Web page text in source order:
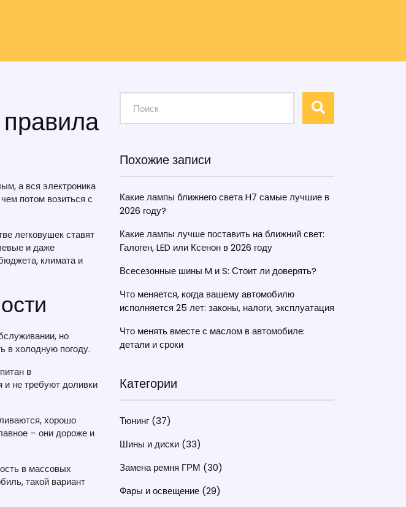
а вся электроника
потом возиться с
легковушек ставят
и даже
климата и
но
в холодную погоду.
в
не требуют доливки
хорошо
– они дороже и
в массовых
такой вариант
Похожие записи
Какие лампы ближнего света H7 самые лучшие в
2026 году?
Какие лампы лучше поставить на ближний свет:
Галоген, LED или Ксенон в 2026 году
Всесезонные шины M и S: Стоит ли доверять?
Что меняется, когда вашему автомобилю
исполняется 25 лет: законы, налоги, эксплуатация
Что менять вместе с маслом в автомобиле:
детали и сроки
Категории
Тюнинг (37)
Шины и диски (33)
Замена ремня ГРМ (30)
Фары и освещение (29)